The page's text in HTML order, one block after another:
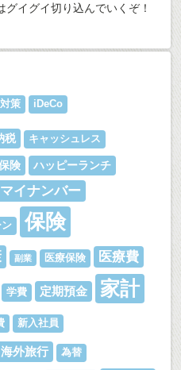
イグイ切り込んでいくぞ！
策 iDeCo
税 キャッシュレス
険 ハッピーランチ
マイナンバー
保険
副業 医療保険 医療費
学費 定期預金 家計
新入社員
海外旅行 為替